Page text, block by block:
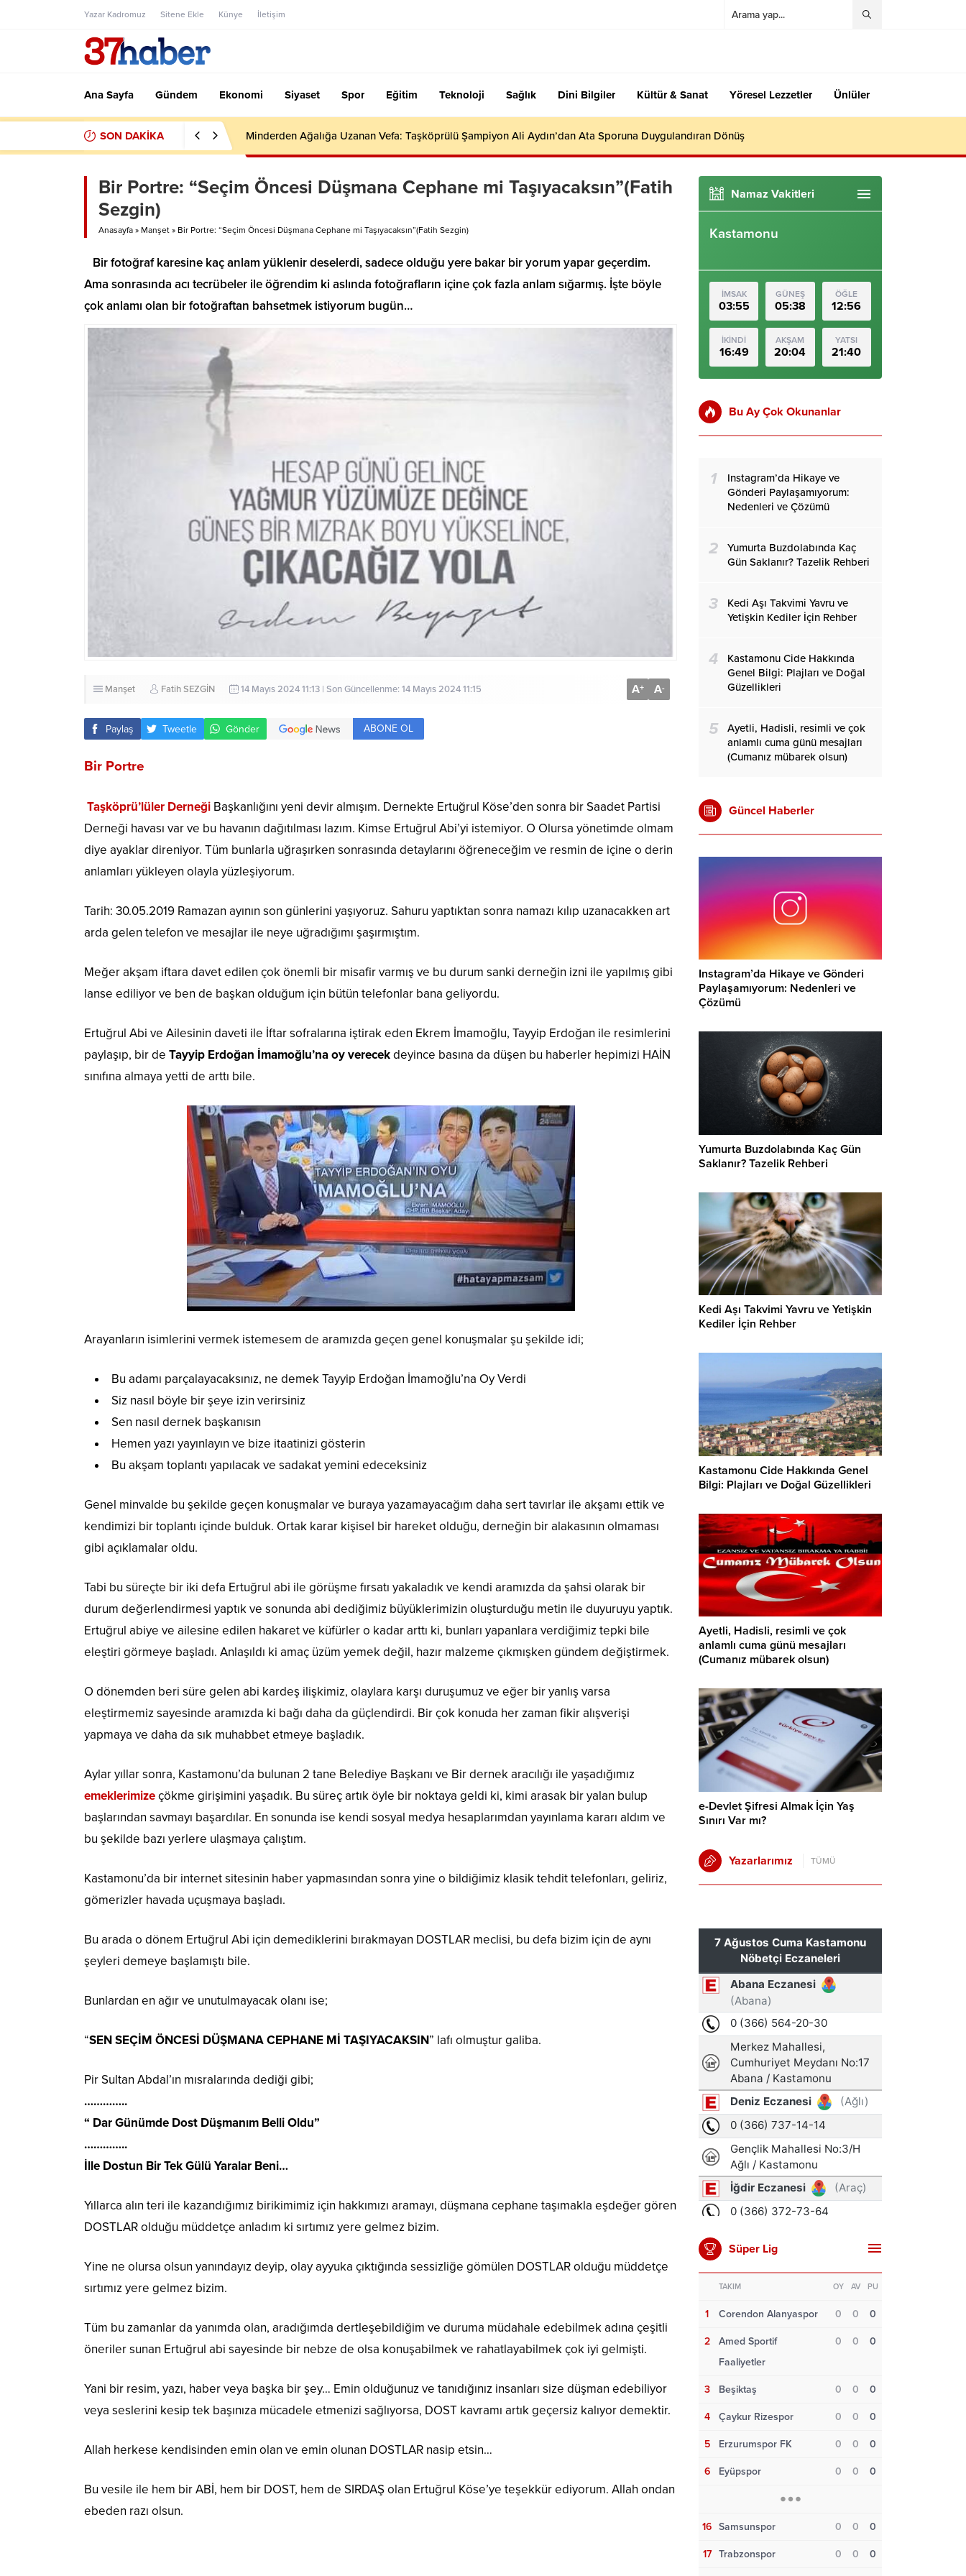
Yazar Kadromuz Sitene Ekle Künye İletişim
Ana Sayfa Gündem Ekonomi Siyaset Spor Eğitim Teknoloji Sağlık Dini Bilgiler Kültür & Sanat Yöresel Lezzetler Ünlüler
SON DAKİKA Minderden Ağalığa Uzanan Vefa: Taşköprülü Şampiyon Ali Aydın’dan Ata Sporuna Duygulandıran Dönüş
Bir Portre: “Seçim Öncesi Düşmana Cephane mi Taşıyacaksın”(Fatih
Sezgin)
Anasayfa » Manşet » Bir Portre: “Seçim Öncesi Düşmana Cephane mi Taşıyacaksın”(Fatih Sezgin)
Bir fotoğraf karesine kaç anlam yüklenir deselerdi, sadece olduğu yere bakar bir yorum yapar geçerdim.
Ama sonrasında acı tecrübeler ile öğrendim ki aslında fotoğrafların içine çok fazla anlam sığarmış. İşte böyle
çok anlamı olan bir fotoğraftan bahsetmek istiyorum bugün…
Manşet Fatih SEZGİN 14 Mayıs 2024 11:13 | Son Güncellenme: 14 Mayıs 2024 11:15 A+ A-
Paylaş Tweetle Gönder ABONE OL
Bir Portre
Taşköprü’lüler Derneği Başkanlığını yeni devir almışım. Dernekte Ertuğrul Köse’den sonra bir Saadet Partisi
Derneği havası var ve bu havanın dağıtılması lazım. Kimse Ertuğrul Abi’yi istemiyor. O Olursa yönetimde olmam
diye ayaklar direniyor. Tüm bunlarla uğraşırken sonrasında detaylarını öğreneceğim ve resmin de içine o derin
anlamları yükleyen olayla yüzleşiyorum.
Tarih: 30.05.2019 Ramazan ayının son günlerini yaşıyoruz. Sahuru yaptıktan sonra namazı kılıp uzanacakken art
arda gelen telefon ve mesajlar ile neye uğradığımı şaşırmıştım.
Meğer akşam iftara davet edilen çok önemli bir misafir varmış ve bu durum sanki derneğin izni ile yapılmış gibi
lanse ediliyor ve ben de başkan olduğum için bütün telefonlar bana geliyordu.
Ertuğrul Abi ve Ailesinin daveti ile İftar sofralarına iştirak eden Ekrem İmamoğlu, Tayyip Erdoğan ile resimlerini
paylaşıp, bir de Tayyip Erdoğan İmamoğlu’na oy verecekdeyince basına da düşen bu haberler hepimizi HAİN
sınıfına almaya yetti de arttı bile.
Arayanların isimlerini vermek istemesem de aramızda geçen genel konuşmalar şu şekilde idi;
Bu adamı parçalayacaksınız, ne demek Tayyip Erdoğan İmamoğlu’na Oy Verdi
Siz nasıl böyle bir şeye izin verirsiniz
Sen nasıl dernek başkanısın
Hemen yazı yayınlayın ve bize itaatinizi gösterin
Bu akşam toplantı yapılacak ve sadakat yemini edeceksiniz
Genel minvalde bu şekilde geçen konuşmalar ve buraya yazamayacağım daha sert tavırlar ile akşamı ettik ve
kendimizi bir toplantı içinde bulduk. Ortak karar kişisel bir hareket olduğu, derneğin bir alakasının olmaması
gibi açıklamalar oldu.
Tabi bu süreçte bir iki defa Ertuğrul abi ile görüşme fırsatı yakaladık ve kendi aramızda da şahsi olarak bir
durum değerlendirmesi yaptık ve sonunda abi dediğimiz büyüklerimizin oluşturduğu metin ile duyuruyu yaptık.
Ertuğrul abiye ve ailesine edilen hakaret ve küfürler o kadar arttı ki, bunları yapanlara verdiğimiz tepki bile
eleştiri görmeye başladı. Anlaşıldı ki amaç üzüm yemek değil, hazır malzeme çıkmışken gündem değiştirmek.
O dönemden beri süre gelen abi kardeş ilişkimiz, olaylara karşı duruşumuz ve eğer bir yanlış varsa
eleştirmemiz sayesinde aramızda ki bağı daha da güçlendirdi. Bir çok konuda her zaman fikir alışverişi
yapmaya ve daha da sık muhabbet etmeye başladık.
Aylar yıllar sonra, Kastamonu’da bulunan 2 tane Belediye Başkanı ve Bir dernek aracılığı ile yaşadığımız
emeklerimizeçökme girişimini yaşadık. Bu süreç artık öyle bir noktaya geldi ki, kimi arasak bir yalan bulup
başlarından savmayı başardılar. En sonunda ise kendi sosyal medya hesaplarımdan yayınlama kararı aldım ve
bu şekilde bazı yerlere ulaşmaya çalıştım.
Kastamonu’da bir internet sitesinin haber yapmasından sonra yine o bildiğimiz klasik tehdit telefonları, geliriz,
gömerizler havada uçuşmaya başladı.
Bu arada o dönem Ertuğrul Abi için demediklerini bırakmayan DOSTLAR meclisi, bu defa bizim için de aynı
şeyleri demeye başlamıştı bile.
Bunlardan en ağır ve unutulmayacak olanı ise;
“SEN SEÇİM ÖNCESİ DÜŞMANA CEPHANE Mİ TAŞIYACAKSIN” lafı olmuştur galiba.
Pir Sultan Abdal’ın mısralarında dediği gibi;
…………..
“ Dar Günümde Dost Düşmanım Belli Oldu”
…………..
İlle Dostun Bir Tek Gülü Yaralar Beni…
Yıllarca alın teri ile kazandığımız birikimimiz için hakkımızı aramayı, düşmana cephane taşımakla eşdeğer gören
DOSTLAR olduğu müddetçe anladım ki sırtımız yere gelmez bizim.
Yine ne olursa olsun yanındayız deyip, olay ayyuka çıktığında sessizliğe gömülen DOSTLAR olduğu müddetçe
sırtımız yere gelmez bizim.
Tüm bu zamanlar da yanımda olan, aradığımda dertleşebildiğim ve duruma müdahale edebilmek adına çeşitli
öneriler sunan Ertuğrul abi sayesinde bir nebze de olsa konuşabilmek ve rahatlayabilmek çok iyi gelmişti.
Yani bir resim, yazı, haber veya başka bir şey… Emin olduğunuz ve tanıdığınız insanları size düşman edebiliyor
veya seslerini kesip tek başınıza mücadele etmenizi sağlıyorsa, DOST kavramı artık geçersiz kalıyor demektir.
Allah herkese kendisinden emin olan ve emin olunan DOSTLAR nasip etsin…
Bu vesile ile hem bir ABİ, hem bir DOST, hem de SIRDAŞ olan Ertuğrul Köse’ye teşekkür ediyorum. Allah ondan
ebeden razı olsun.
Namaz Vakitleri
Kastamonu
İMSAK
03:55
GÜNEŞ
05:38
ÖĞLE
12:56
İKİNDİ
16:49
AKŞAM
20:04
YATSI
21:40
Bu Ay Çok Okunanlar
1
Instagram’da Hikaye ve
Gönderi Paylaşamıyorum:
Nedenleri ve Çözümü
2
Yumurta Buzdolabında Kaç
Gün Saklanır? Tazelik Rehberi
3
Kedi Aşı Takvimi Yavru ve
Yetişkin Kediler İçin Rehber
4
Kastamonu Cide Hakkında
Genel Bilgi: Plajları ve Doğal
Güzellikleri
5
Ayetli, Hadisli, resimli ve çok
anlamlı cuma günü mesajları
(Cumanız mübarek olsun)
Güncel Haberler
Instagram’da Hikaye ve Gönderi
Paylaşamıyorum: Nedenleri ve
Çözümü
Yumurta Buzdolabında Kaç Gün
Saklanır? Tazelik Rehberi
Kedi Aşı Takvimi Yavru ve Yetişkin
Kediler İçin Rehber
Kastamonu Cide Hakkında Genel
Bilgi: Plajları ve Doğal Güzellikleri
Ayetli, Hadisli, resimli ve çok
anlamlı cuma günü mesajları
(Cumanız mübarek olsun)
e-Devlet Şifresi Almak İçin Yaş
Sınırı Var mı?
Yazarlarımız TÜMÜ
Süper Lig
TAKIM OY AV PU
1 Corendon Alanyaspor 0 0 0
2
Amed Sportif
Faaliyetler
0 0 0
3 Beşiktaş 0 0 0
4 Çaykur Rizespor 0 0 0
5 Erzurumspor FK 0 0 0
6 Eyüpspor 0 0 0
16 Samsunspor 0 0 0
17 Trabzonspor 0 0 0